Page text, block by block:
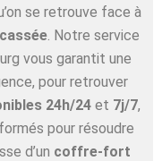
se retrouve face à
. Notre service
vous garantit une
pour retrouver
24h/24 et 7j/7,
pour résoudre
d’un coffre-fort